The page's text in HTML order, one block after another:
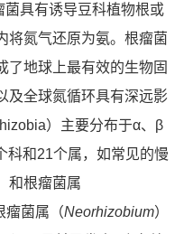
具有诱导豆科植物根或
将氮气还原为氨。根瘤菌
了地球上最有效的生物固
及全球氮循环具有深远影
）主要分布于α、β
科和21个属，如常见的慢
和根瘤菌属
瘤菌属（Neorhizobium）